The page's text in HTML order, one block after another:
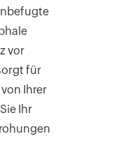
vor
für
Ihrer
Ihr